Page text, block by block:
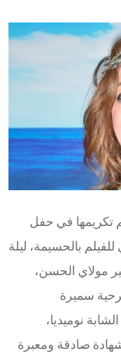
تكريمها في حفل
للفيلم بالحسيمة، ليلة
الأمير مولاي الحسن،
سميرة
نوميديا،
شهادة صادقة ومعبرة